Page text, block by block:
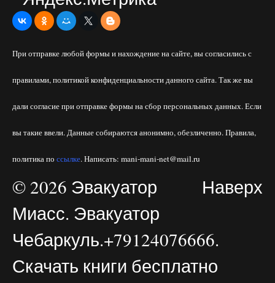
При отправке любой формы и нахождение на сайте, вы согласились с
правилами, политикой конфиденциальности данного сайта. Так же вы
дали согласие при отправке формы на сбор персональных данных. Если
вы такие ввели. Данные собираются анонимно, обезличенно. Правила,
политика по ссылке. Написать: mani-mani-net@mail.ru
Наверх
© 2026 Эвакуатор
Миасс. Эвакуатор
Чебаркуль.+79124076666.
Скачать книги бесплатно